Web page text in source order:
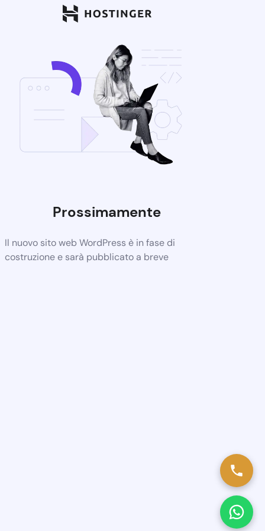
Prossimamente
Il nuovo sito web WordPress è in fase di
costruzione e sarà pubblicato a breve